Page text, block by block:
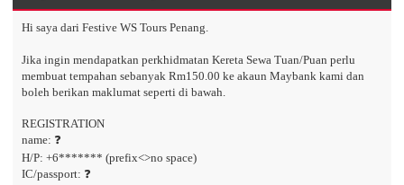
Hi saya dari Festive WS Tours Penang.
Jika ingin mendapatkan perkhidmatan Kereta Sewa Tuan/Puan perlu
membuat tempahan sebanyak Rm150.00 ke akaun Maybank kami dan
boleh berikan maklumat seperti di bawah.
REGISTRATION
name: ❓
H/P: +6******* (prefix<>no space)
IC/passport: ❓